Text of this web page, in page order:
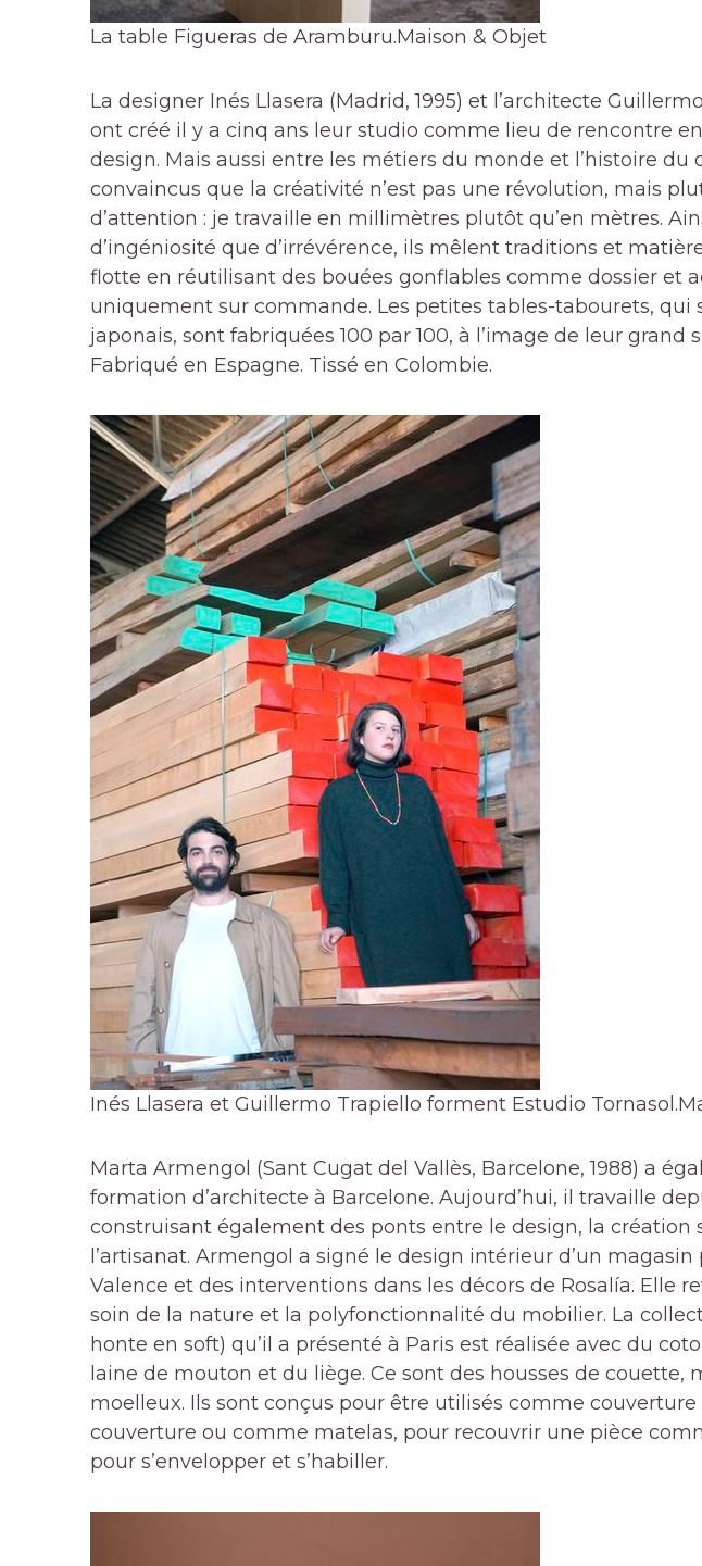
La table Figueras de Aramburu.Maison & Objet
La designer Inés Llasera (Madrid, 1995) et l’architecte
ont créé il y a cinq ans leur studio comme lieu de rencontre
design. Mais aussi entre les métiers du monde et l’histoire du
convaincus que la créativité n’est pas une révolution, mais
d’attention : je travaille en millimètres plutôt qu’en mètres.
d’ingéniosité que d’irrévérence, ils mêlent traditions et
flotte en réutilisant des bouées gonflables comme dossier et
uniquement sur commande. Les petites tables-tabourets, qui
japonais, sont fabriquées 100 par 100, à l’image de leur grand
Fabriqué en Espagne. Tissé en Colombie.
Inés Llasera et Guillermo Trapiello forment Estudio Tornasol.
Marta Armengol (Sant Cugat del Vallès, Barcelone, 1988) a
formation d’architecte à Barcelone. Aujourd’hui, il travaille
construisant également des ponts entre le design, la création
l’artisanat. Armengol a signé le design intérieur d’un
Valence et des interventions dans les décors de Rosalía. Elle
soin de la nature et la polyfonctionnalité du mobilier. La
honte en soft) qu’il a présenté à Paris est réalisée avec du
laine de mouton et du liège. Ce sont des housses de couette,
moelleux. Ils sont conçus pour être utilisés comme
couverture ou comme matelas, pour recouvrir une pièce
pour s’envelopper et s’habiller.